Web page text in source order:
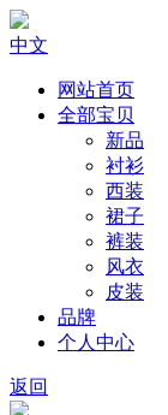
中文
网站首页
全部宝贝
新品
衬衫
西装
裙子
裤装
风衣
皮装
品牌
个人中心
返回